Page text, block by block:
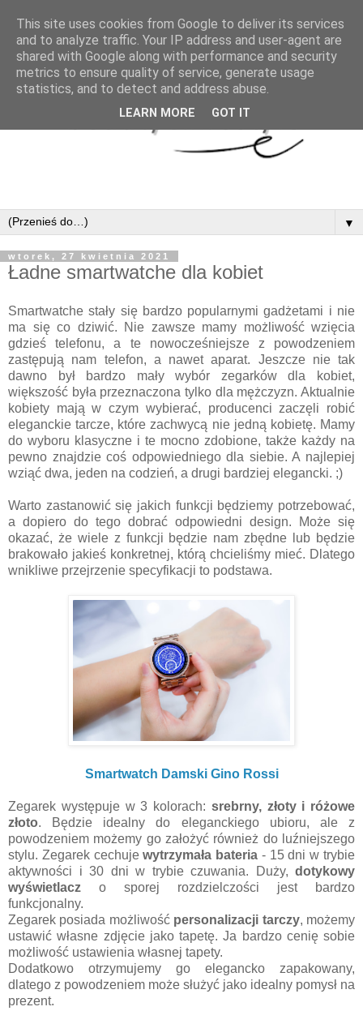
▼
wtorek, 27 kwietnia 2021
Ładne smartwatche dla kobiet
Smartwatche stały się bardzo popularnymi gadżetami i nie
ma się co dziwić. Nie zawsze mamy możliwość wzięcia
gdzieś telefonu, a te nowocześniejsze z powodzeniem
zastępują nam telefon, a nawet aparat. Jeszcze nie tak
dawno był bardzo mały wybór zegarków dla kobiet,
większość była przeznaczona tylko dla mężczyzn. Aktualnie
kobiety mają w czym wybierać, producenci zaczęli robić
eleganckie tarcze, które zachwycą nie jedną kobietę. Mamy
do wyboru klasyczne i te mocno zdobione, także każdy na
pewno znajdzie coś odpowiedniego dla siebie. A najlepiej
wziąć dwa, jeden na codzień, a drugi bardziej elegancki. ;)
Warto zastanowić się jakich funkcji będziemy potrzebować,
a dopiero do tego dobrać odpowiedni design. Może się
okazać, że wiele z funkcji będzie nam zbędne lub będzie
brakowało jakieś konkretnej, którą chcieliśmy mieć. Dlatego
wnikliwe przejrzenie specyfikacji to podstawa.
Smartwatch Damski Gino Rossi
Zegarek występuje w 3 kolorach: srebrny, złoty i różowe
złoto. Będzie idealny do eleganckiego ubioru, ale z
powodzeniem możemy go założyć również do luźniejszego
stylu. Zegarek cechujewytrzymała bateria - 15 dni w trybie
aktywności i 30 dni w trybie czuwania. Duży, dotykowy
wyświetlacz o sporej rozdzielczości jest bardzo
funkcjonalny.
Zegarek posiada możliwość personalizacji tarczy, możemy
ustawić własne zdjęcie jako tapetę. Ja bardzo cenię sobie
możliwość ustawienia własnej tapety.
Dodatkowo otrzymujemy go elegancko zapakowany,
dlatego z powodzeniem może służyć jako idealny pomysł na
prezent.
This site uses cookies from Google to deliver its services
and to analyze traffic. Your IP address and user-agent are
shared with Google along with performance and security
metrics to ensure quality of service, generate usage
statistics, and to detect and address abuse.
LEARN MORE GOT IT